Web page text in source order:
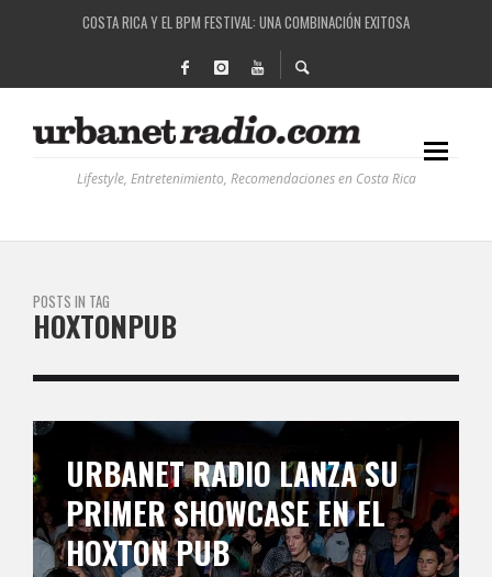
COSTA RICA Y EL BPM FESTIVAL: UNA COMBINACIÓN EXITOSA
RUTAS NATURBANAS: EL PROYECTO QUE ESTÁ TRANSFORMANDO LA CALIDAD DE
LA HISTORIA DETRÁS DE LA MÚSICA ELECTRÓNICA: BBC RADIOPHONIC WORKSHOP
Lifestyle, Entretenimiento, Recomendaciones en Costa Rica
POSTS IN TAG
HOXTONPUB
URBANET RADIO LANZA SU
PRIMER SHOWCASE EN EL
HOXTON PUB